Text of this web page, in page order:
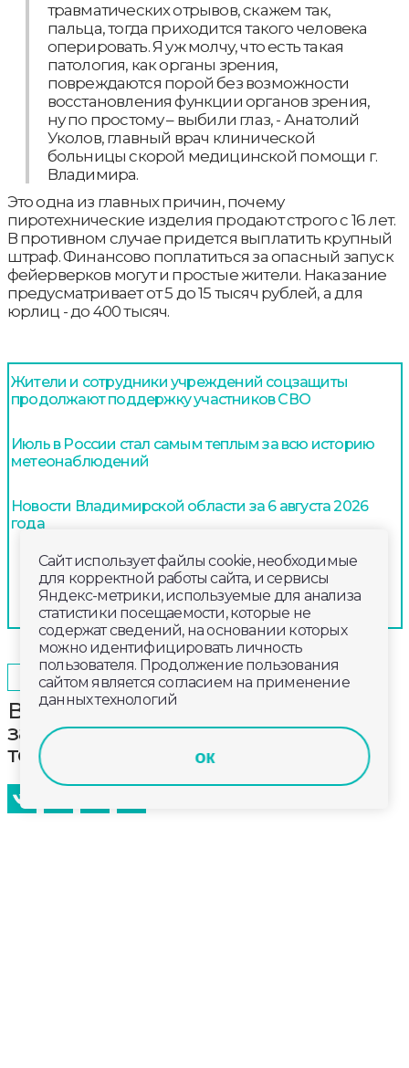
травматических отрывов, скажем так,
пальца, тогда приходится такого человека
оперировать. Я уж молчу, что есть такая
патология, как органы зрения,
повреждаются порой без возможности
восстановления функции органов зрения,
ну по простому – выбили глаз, - Анатолий
Уколов, главный врач клинической
больницы скорой медицинской помощи г.
Владимира.
Это одна из главных причин, почему
пиротехнические изделия продают строго с 16 лет.
В противном случае придется выплатить крупный
штраф. Финансово поплатиться за опасный запуск
фейерверков могут и простые жители. Наказание
предусматривает от 5 до 15 тысяч рублей, а для
юрлиц - до 400 тысяч.
Жители и сотрудники учреждений соцзащиты
продолжают поддержку участников СВО
Июль в России стал самым теплым за всю историю
метеонаблюдений
Новости Владимирской области за 6 августа 2026
года
ОБЩЕСТВО 2024-12-22 09:00
Во Владимирской области
завершилась акция «Осторожно,
тонкий лёд!»
Сайт использует файлы cookie, необходимые
для корректной работы сайта, и сервисы
Яндекс-метрики, используемые для анализа
статистики посещаемости, которые не
содержат сведений, на основании которых
можно идентифицировать личность
пользователя. Продолжение пользования
сайтом является согласием на применение
данных технологий
ок